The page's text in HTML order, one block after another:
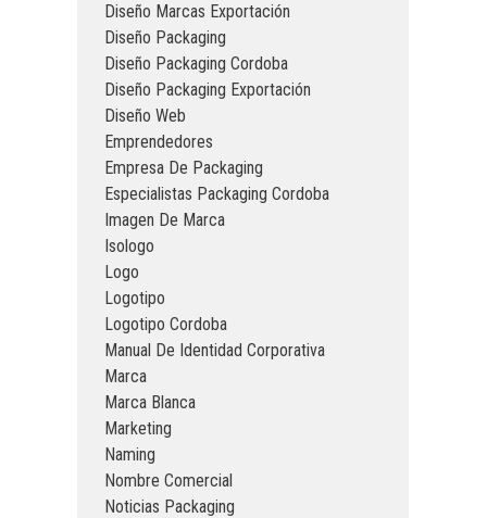
Diseño Marcas Exportación
Diseño Packaging
Diseño Packaging Cordoba
Diseño Packaging Exportación
Diseño Web
Emprendedores
Empresa De Packaging
Especialistas Packaging Cordoba
Imagen De Marca
Isologo
Logo
Logotipo
Logotipo Cordoba
Manual De Identidad Corporativa
Marca
Marca Blanca
Marketing
Naming
Nombre Comercial
Noticias Packaging